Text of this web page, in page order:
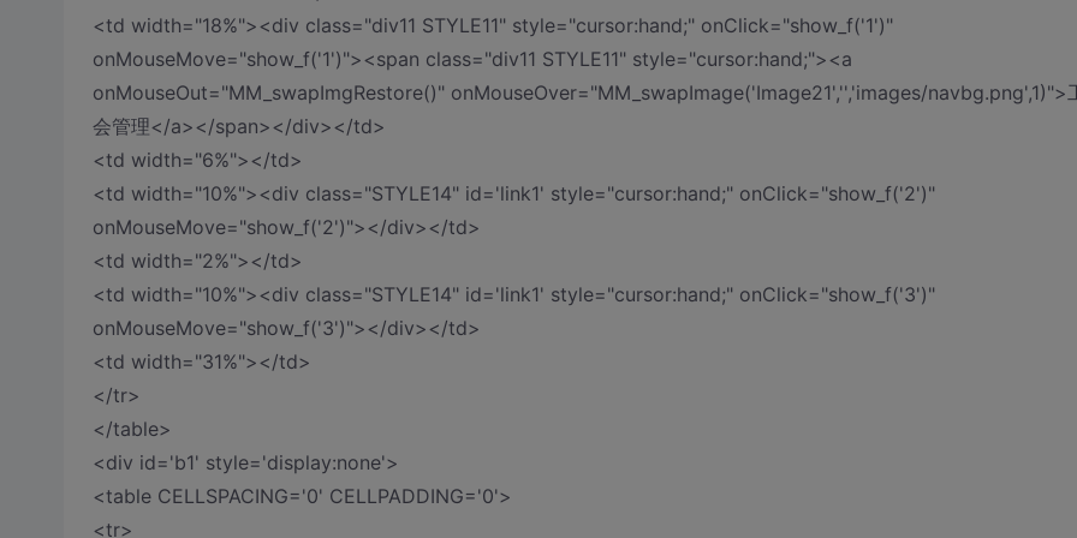
<td width="18%"><div class="div11 STYLE11" style="cursor:hand;" onClick="show_f('1')"
onMouseMove="show_f('1')"><span class="div11 STYLE11" style="cursor:hand;"><a
onMouseOut="MM_swapImgRestore()" onMouseOver="MM_swapImage('Image21','','images/navbg.png',1)">
会管理</a></span></div></td>
<td width="6%"></td>
<td width="10%"><div class="STYLE14" id='link1' style="cursor:hand;" onClick="show_f('2')"
onMouseMove="show_f('2')"></div></td>
<td width="2%"></td>
<td width="10%"><div class="STYLE14" id='link1' style="cursor:hand;" onClick="show_f('3')"
onMouseMove="show_f('3')"></div></td>
<td width="31%"></td>
</tr>
</table>
<div id='b1' style='display:none'>
<table CELLSPACING='0' CELLPADDING='0'>
<tr>